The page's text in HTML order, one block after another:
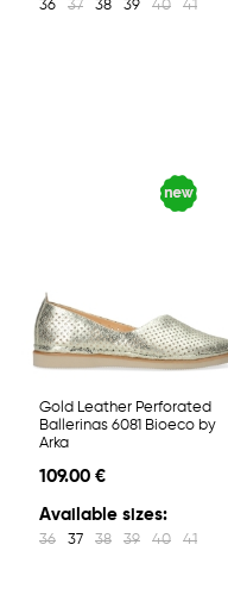
36 37 38 39 40 41
Gold Leather Perforated
Ballerinas 6081 Bioeco by
Arka
109.00 €
Available sizes:
36 37 38 39 40 41